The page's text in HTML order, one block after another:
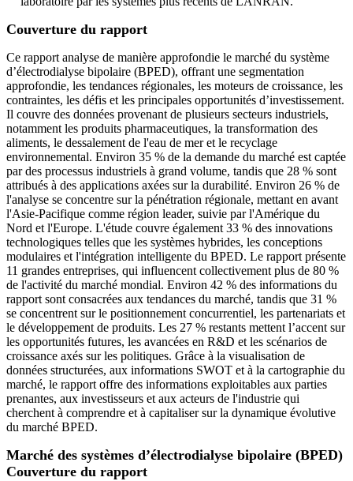
Couverture du rapport
Ce rapport analyse de manière approfondie le marché du système
d’électrodialyse bipolaire (BPED), offrant une segmentation
approfondie, les tendances régionales, les moteurs de croissance, les
contraintes, les défis et les principales opportunités d’investissement.
Il couvre des données provenant de plusieurs secteurs industriels,
notamment les produits pharmaceutiques, la transformation des
aliments, le dessalement de l'eau de mer et le recyclage
environnemental. Environ 35 % de la demande du marché est captée
par des processus industriels à grand volume, tandis que 28 % sont
attribués à des applications axées sur la durabilité. Environ 26 % de
l'analyse se concentre sur la pénétration régionale, mettant en avant
l'Asie-Pacifique comme région leader, suivie par l'Amérique du
Nord et l'Europe. L'étude couvre également 33 % des innovations
technologiques telles que les systèmes hybrides, les conceptions
modulaires et l'intégration intelligente du BPED. Le rapport présente
11 grandes entreprises, qui influencent collectivement plus de 80 %
de l'activité du marché mondial. Environ 42 % des informations du
rapport sont consacrées aux tendances du marché, tandis que 31 %
se concentrent sur le positionnement concurrentiel, les partenariats et
le développement de produits. Les 27 % restants mettent l’accent sur
les opportunités futures, les avancées en R&D et les scénarios de
croissance axés sur les politiques. Grâce à la visualisation de
données structurées, aux informations SWOT et à la cartographie du
marché, le rapport offre des informations exploitables aux parties
prenantes, aux investisseurs et aux acteurs de l'industrie qui
cherchent à comprendre et à capitaliser sur la dynamique évolutive
du marché BPED.
Marché des systèmes d’électrodialyse bipolaire (BPED)
Couverture du rapport